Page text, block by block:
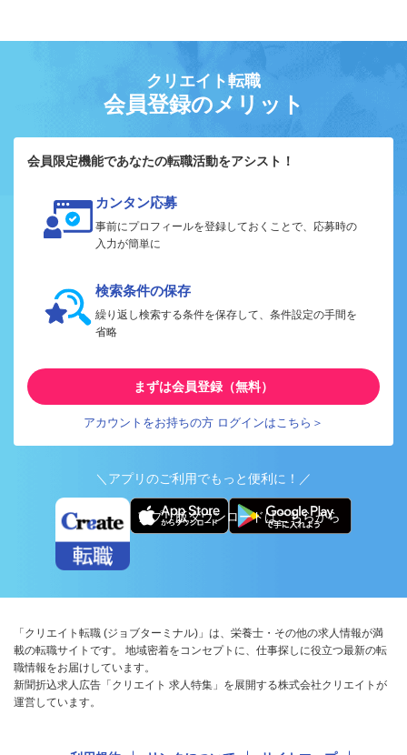
クリエイト転職
会員登録のメリット
会員限定機能であなたの転職活動をアシスト！
カンタン応募
事前にプロフィールを登録しておくことで、応募時の
入力が簡単に
検索条件の保存
繰り返し検索する条件を保存して、条件設定の手間を
省略
まずは会員登録（無料）
アカウントをお持ちの方 ログインはこちら＞
＼アプリのご利用でもっと便利に！／
アプリ版ダウンロードはこちらから
「クリエイト転職 (ジョブターミナル)」は、栄養士・その他の求人情報が満
載の転職サイトです。 地域密着をコンセプトに、仕事探しに役立つ最新の転
職情報をお届けしています。
新聞折込求人広告「クリエイト 求人特集」を展開する株式会社クリエイトが
運営しています。